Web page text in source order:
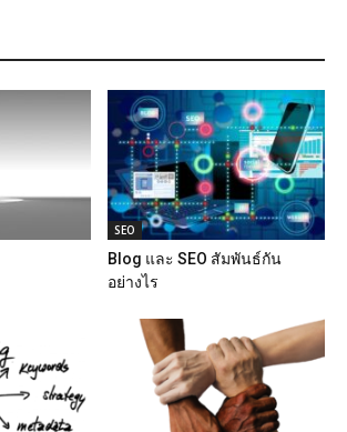
SEO
Blog และ SEO สัมพันธ์กัน
อย่างไร